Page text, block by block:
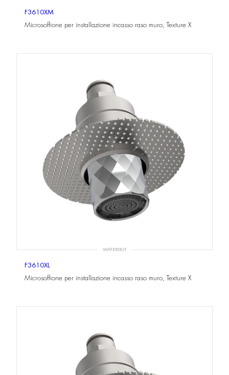
F3610XM
Microsoffione per installazione incasso raso muro, Texture X
WATERDOT
F3610XL
Microsoffione per installazione incasso raso muro, Texture X